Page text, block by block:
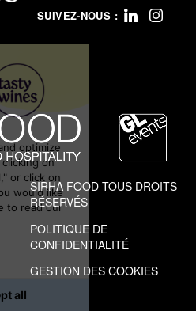
SUIVEZ-NOUS :
SIRHA FOOD TOUS DROITS
RÉSERVÉS
POLITIQUE DE
CONFIDENTIALITÉ
GESTION DES COOKIES